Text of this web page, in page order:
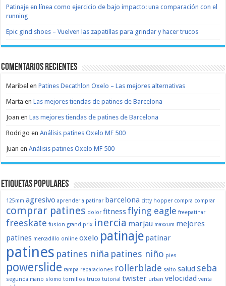
Patinaje en línea como ejercicio de bajo impacto: una comparación con el
running
Epic gind shoes – Vuelven las zapatillas para grindar y hacer trucos
Comentarios recientes
Maribel enPatines Decathlon Oxelo – Las mejores alternativas
Marta enLas mejores tiendas de patines de Barcelona
Joan enLas mejores tiendas de patines de Barcelona
Rodrigo enAnálisis patines Oxelo MF 500
Juan enAnálisis patines Oxelo MF 500
Etiquetas populares
125mm agresivo aprender a patinar barcelona citty hopper compra comprar
comprar patines dolor fitnessflying eagle freepatinar
freeskate fusion grand prix inercia marjau maxxum mejores
patines mercadillo online oxelo patinaje patinar
patines patines niña patines niño pies
powerslide rampa reparaciones rollerblade salto salud seba
segunda mano slomo tornillos truco tutorial twister urban velocidad venta